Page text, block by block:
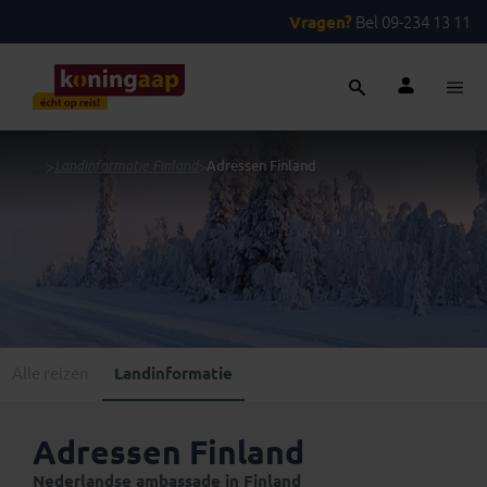
Vragen? Bel 09-234 13 11
Landinformatie Finland Adressen Finland
Landinformatie
Adressen Finland
Nederlandse ambassade in Finland